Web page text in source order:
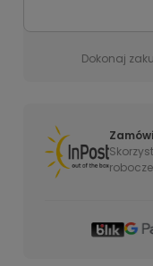
Dokonaj